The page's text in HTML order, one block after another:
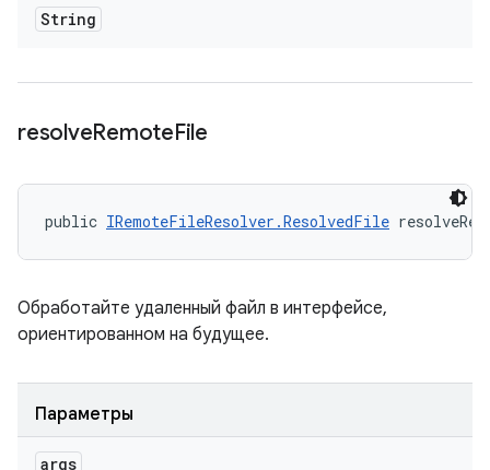
String
resolveRemoteFile
public IRemoteFileResolver.ResolvedFile
Обработайте удаленный файл в интерфейсе,
ориентированном на будущее.
Параметры
args